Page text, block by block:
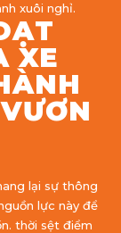
xuôi nghỉ.
XE
lại sự thông
lực này để
thời sệt điểm